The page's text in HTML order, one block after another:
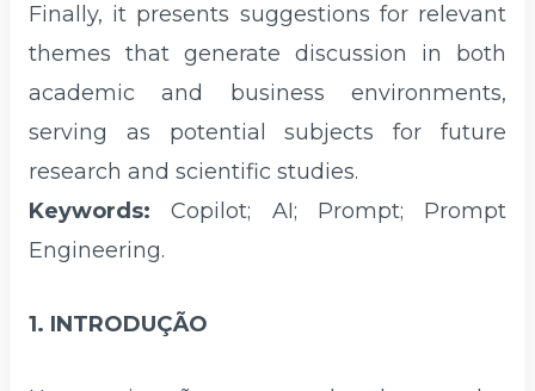
Finally, it presents suggestions for relevant
themes that generate discussion in both
academic and business environments,
serving as potential subjects for future
research and scientific studies.
Keywords: Copilot; AI; Prompt; Prompt
Engineering.
1. INTRODUÇÃO